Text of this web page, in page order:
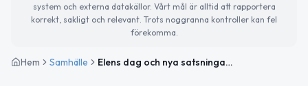
system och externa datakällor. Vårt mål är alltid att rapportera
korrekt, sakligt och relevant. Trots noggranna kontroller kan fel
förekomma.
Hem Samhälle Elens dag och nya satsningar för Falkenbergs stadskärna